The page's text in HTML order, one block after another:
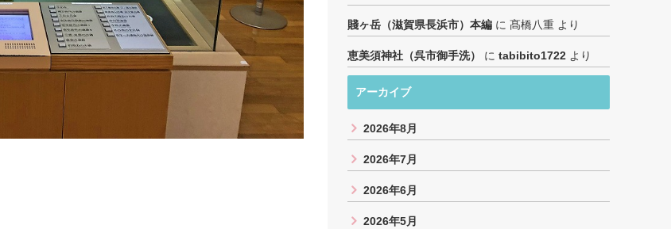
賤ヶ岳（滋賀県長浜市）本編 に 髙橋八重 より
恵美須神社（呉市御手洗） に tabibito1722 より
アーカイブ
2026年8月
2026年7月
2026年6月
2026年5月